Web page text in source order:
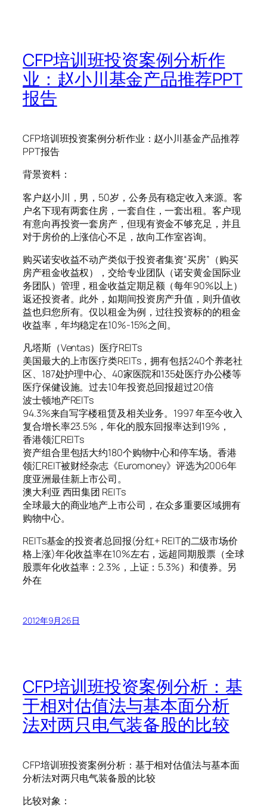
CFP培训班投资案例分析作
业：赵小川基金产品推荐PPT
报告
CFP培训班投资案例分析作业：赵小川基金产品推荐
PPT报告
背景资料：
客户赵小川，男，50岁，公务员有稳定收入来源。客
户名下现有两套住房，一套自住，一套出租。客户现
有意向再投资一套房产，但现有资金不够充足，并且
对于房价的上涨信心不足，故向工作室咨询。
购买诺安收益不动产类似于投资者集资“买房”（购买
房产租金收益权），交给专业团队（诺安黄金国际业
务团队）管理，租金收益定期足额（每年90%以上）
返还投资者。此外，如期间投资房产升值，则升值收
益也归您所有。仅以租金为例，过往投资标的的租金
收益率，年均稳定在10%-15%之间。
凡塔斯（Ventas）医疗REITs
美国最大的上市医疗类REITs，拥有包括240个养老社
区、187处护理中心、40家医院和135处医疗办公楼等
医疗保健设施。过去10年投资总回报超过20倍
波士顿地产REITs
94.3%来自写字楼租赁及相关业务。1997 年至今收入
复合增长率23.5%，年化的股东回报率达到19%，
香港领汇REITs
资产组合里包括大约180个购物中心和停车场。香港
领汇REIT被财经杂志《Euromoney》评选为2006年
度亚洲最佳新上市公司。
澳大利亚 西田集团 REITs
全球最大的商业地产上市公司，在众多重要区域拥有
购物中心。
REITs基金的投资者总回报(分红+ REIT的二级市场价
格上涨)年化收益率在10%左右，远超同期股票（全球
股票年化收益率：2.3%，上证：5.3%）和债券。另
外在
2012年9月26日
CFP培训班投资案例分析：基
于相对估值法与基本面分析
法对两只电气装备股的比较
CFP培训班投资案例分析：基于相对估值法与基本面
分析法对两只电气装备股的比较
比较对象：